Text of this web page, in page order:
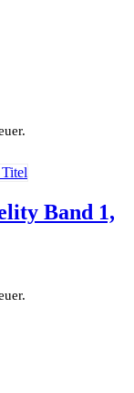
Band 1,